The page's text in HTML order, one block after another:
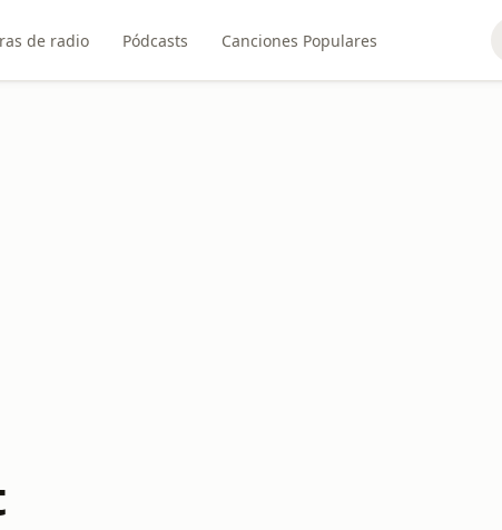
de radio Pódcasts Canciones Populares